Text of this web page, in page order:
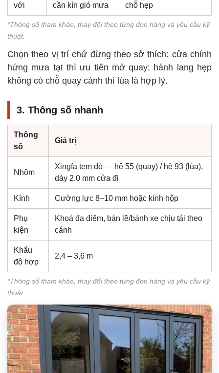
với
cần kín gió mưa
chỗ hẹp
*Thông số tham khảo, thay đổi theo từng đơn hàng và yêu cầu kỹ
thuật.
Chọn theo vị trí chứ đừng theo sở thích: cửa chính
hứng mưa tạt thì ưu tiên mở quay; hành lang hẹp
không có chỗ quay cánh thì lùa là hợp lý.
3. Thông số nhanh
Thông
số
Giá trị
Nhôm
Xingfa tem đỏ — hệ 55 (quay) / hệ 93 (lùa),
dày 2.0 mm cửa đi
Kính Cường lực 8–10 mm hoặc kính hộp
Phụ
kiện
Khoá đa điểm, bản lề/bánh xe chịu tải theo
cánh
Khẩu
độ hợp
2,4 – 3,6 m
*Thông số tham khảo, thay đổi theo từng đơn hàng và yêu cầu kỹ
thuật.